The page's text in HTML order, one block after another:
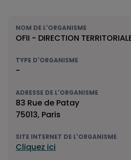
NOM DE L'ORGANISME
OFII - DIRECTION
TYPE D'ORGANISME
-
ADRESSE DE L'ORGANISME
83 Rue de Patay
75013, Paris
SITE INTERNET DE L'ORGANISME
Cliquez ici